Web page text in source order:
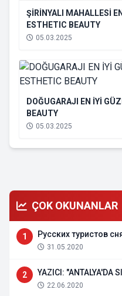
ŞİRİNYALI MAHALLESİ
ESTHETIC BEAUTY
05.03.2025
DOĞUGARAJI EN İYİ
BEAUTY
05.03.2025
ÇOK OKUNANLAR
1 Русских туристов
31.05.2020
2 YAZICI: "ANTALYA'DA
22.06.2020